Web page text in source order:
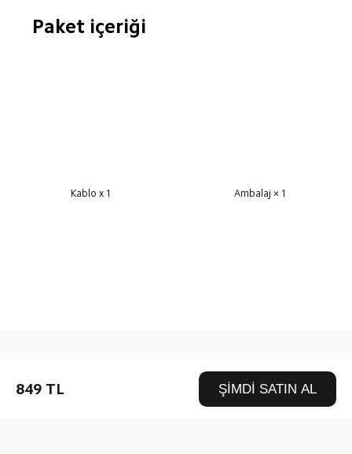
849 TL ŞİMDİ SATIN AL
Paket içeriği
Kablo x 1 Ambalaj × 1